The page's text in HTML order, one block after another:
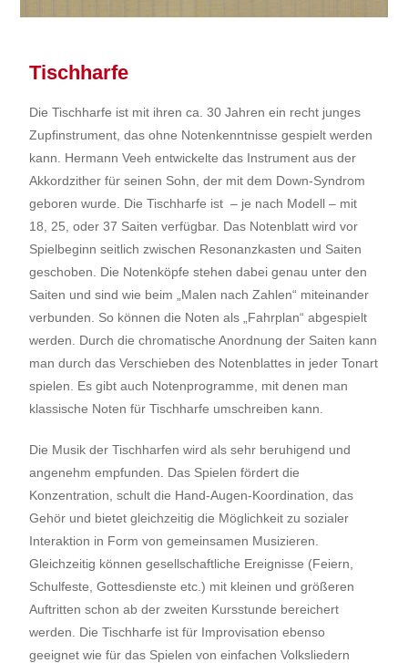
Tischharfe
Die Tischharfe ist mit ihren ca. 30 Jahren ein recht junges
Zupfinstrument, das ohne Notenkenntnisse gespielt werden
kann. Hermann Veeh entwickelte das Instrument aus der
Akkordzither für seinen Sohn, der mit dem Down-Syndrom
geboren wurde. Die Tischharfe ist– je nach Modell– mit
18, 25, oder 37 Saiten verfügbar. Das Notenblatt wird vor
Spielbeginn seitlich zwischen Resonanzkasten und Saiten
geschoben. Die Notenköpfe stehen dabei genau unterden
Saiten und sind wie beim „Malen nachZahlen“ miteinander
verbunden. So können die Noten als „Fahrplan“ abgespielt
werden. Durch die chromatische Anordnung der Saiten kann
man durch das Verschieben des Notenblattes in jeder Tonart
spielen. Es gibt auch Notenprogramme, mit denen man
klassische Noten für Tischharfe umschreiben kann.
Die Musik der Tischharfen wird als sehr beruhigend und
angenehm empfunden. Das Spielen fördert die
Konzentration, schult die Hand-Augen-Koordination, das
Gehör und bietet gleichzeitig die Möglichkeit zu sozialer
Interaktion in Form von gemeinsamen Musizieren.
Gleichzeitig können gesellschaftliche Ereignisse (Feiern,
Schulfeste, Gottesdienste etc.) mit kleinen und größeren
Auftritten schon ab der zweiten Kursstunde bereichert
werden. Die Tischharfe ist für Improvisation ebenso
geeignet wie für das Spielen von einfachen Volksliedern